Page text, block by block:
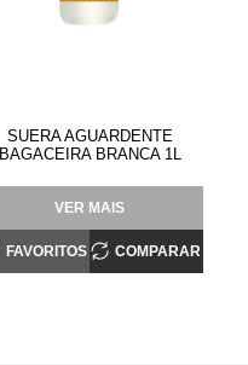
SUERA AGUARDENTE
BAGACEIRA BRANCA 1L
VER MAIS
FAVORITOS COMPARAR